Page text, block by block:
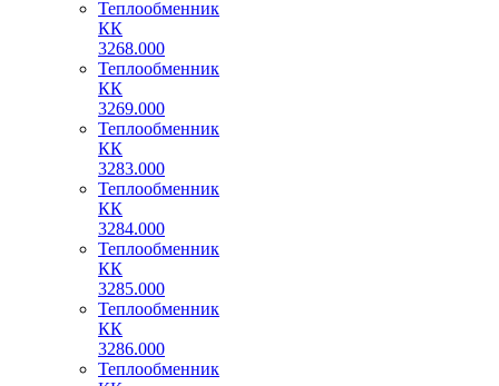
Теплообменник
КК
3268.000
Теплообменник
КК
3269.000
Теплообменник
КК
3283.000
Теплообменник
КК
3284.000
Теплообменник
КК
3285.000
Теплообменник
КК
3286.000
Теплообменник